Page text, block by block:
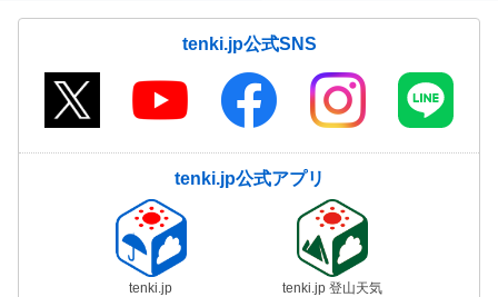
tenki.jp公式SNS
tenki.jp公式アプリ
tenki.jp tenki.jp 登山天気